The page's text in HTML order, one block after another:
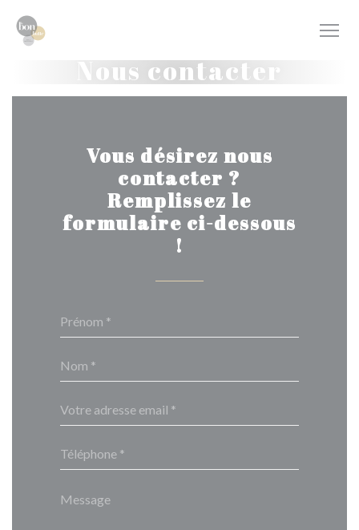
Nous contacter
Vous désirez nous
contacter ?
Remplissez le
formulaire ci-dessous
!